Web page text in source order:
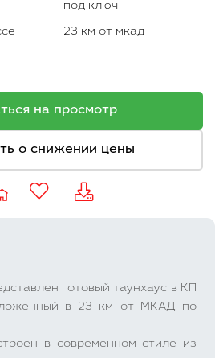
под ключ
23 км от мкад
на просмотр
о снижении цены
готовый таунхаус в КП
в 23 км от МКАД по
в современном стиле из